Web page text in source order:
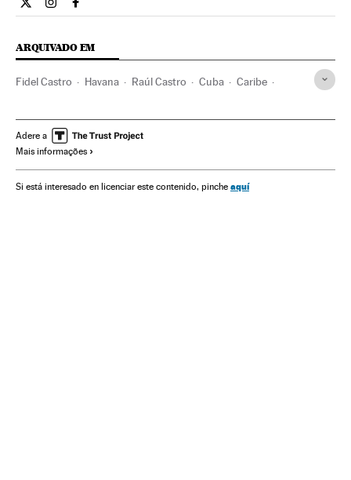
Internacional El País Brasil en Twitter
Internacional El País Brasil en Instagram
Internacional El País Brasil en Facebook
ARQUIVADO EM
Fidel Castro Havana Raúl Castro Cuba Caribe
Adere a
Mais informações
Si está interesado en licenciar este contenido, pinche aquí